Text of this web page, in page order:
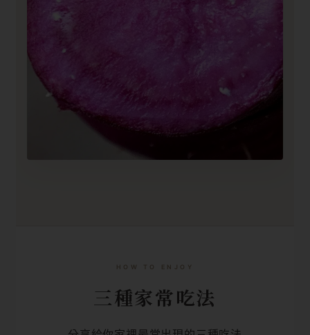
HOW TO ENJOY
三種家常吃法